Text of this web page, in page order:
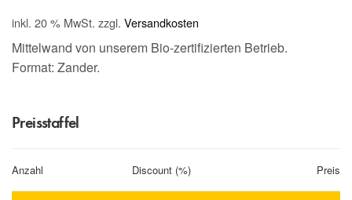
inkl. 20 % MwSt. zzgl.Versandkosten
Mittelwand von unserem Bio-zertifizierten Betrieb.
Format: Zander.
Preisstaffel
Anzahl Discount (%) Preis